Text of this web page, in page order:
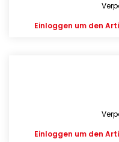
Einloggen um den
Einloggen um den